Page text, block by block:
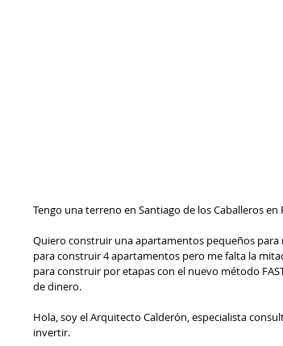
Tengo una terreno en Santiago de los Caballeros
Quiero construir una apartamentos pequeños
para construir 4 apartamentos pero me falta la
para construir por etapas con el nuevo método
de dinero.
Hola, soy el Arquitecto Calderón, especialista
invertir.